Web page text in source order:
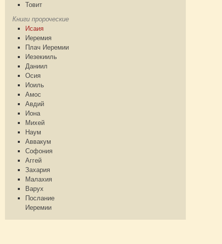
Товит
Книги пророческие
Исаия
Иеремия
Плач Иеремии
Иезекииль
Даниил
Осия
Иоиль
Амос
Авдий
Иона
Михей
Наум
Аввакум
Софония
Аггей
Захария
Малахия
Варух
Послание
Иеремии